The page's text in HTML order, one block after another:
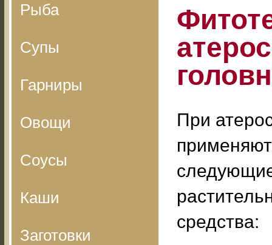
Рыба
Супы
Гарниры
Овощи
Соусы
Каши
Заготовки
При
применяют
средства: